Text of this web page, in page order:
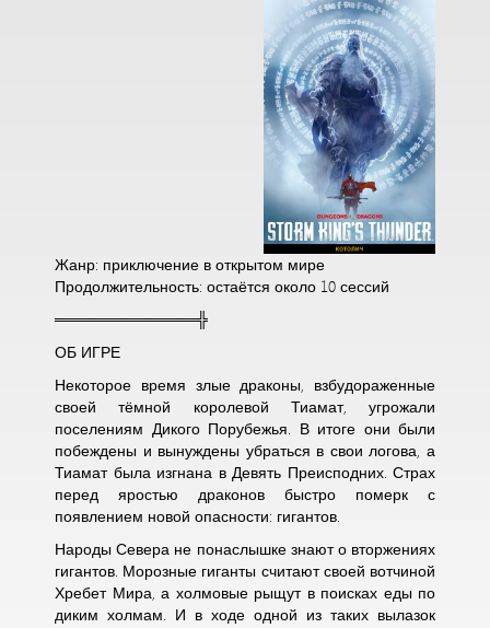
Жанр: приключение в открытом мире
Продолжительность: остаётся около 10 сессий
═════════════╬
ОБ ИГРЕ
Некоторое время злые драконы, взбудораженные
своей тёмной королевой Тиамат, угрожали
поселениям Дикого Порубежья. В итоге они были
побеждены и вынуждены убраться в свои логова, а
Тиамат была изгнана в Девять Преисподних. Страх
перед яростью драконов быстро померк с
появлением новой опасности: гигантов.
Народы Севера не понаслышке знают о вторжениях
гигантов. Морозные гиганты считают своей вотчиной
Хребет Мира, а холмовые рыщут в поисках еды по
диким холмам. И в ходе одной из таких вылазок